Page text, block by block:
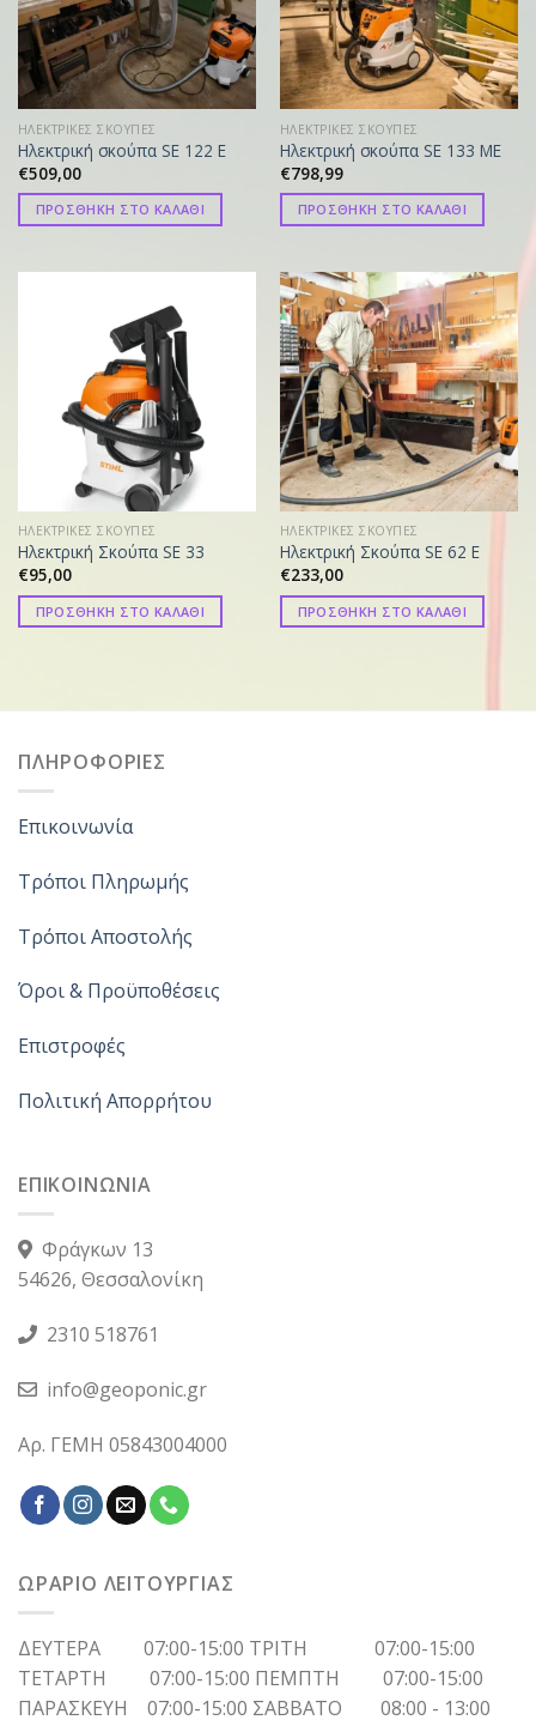
ΗΛΕΚΤΡΙΚΕΣ ΣΚΟΥΠΕΣ
Ηλεκτρική σκούπα SE 122 E
€509,00
ΠΡΟΣΘΗΚΗ ΣΤΟ ΚΑΛΑΘΙ
ΗΛΕΚΤΡΙΚΕΣ ΣΚΟΥΠΕΣ
Ηλεκτρική σκούπα SE 133 ME
€798,99
ΠΡΟΣΘΗΚΗ ΣΤΟ ΚΑΛΑΘΙ
ΗΛΕΚΤΡΙΚΕΣ ΣΚΟΥΠΕΣ
Ηλεκτρική Σκούπα SE 33
€95,00
ΠΡΟΣΘΗΚΗ ΣΤΟ ΚΑΛΑΘΙ
ΗΛΕΚΤΡΙΚΕΣ ΣΚΟΥΠΕΣ
Ηλεκτρική Σκούπα SE 62 E
€233,00
ΠΡΟΣΘΗΚΗ ΣΤΟ ΚΑΛΑΘΙ
ΠΛΗΡΟΦΟΡΙΕΣ
Επικοινωνία
Τρόποι Πληρωμής
Τρόποι Αποστολής
Όροι & Προϋποθέσεις
Επιστροφές
Πολιτική Απορρήτου
ΕΠΙΚΟΙΝΩΝΙΑ
Φράγκων 13
54626, Θεσσαλονίκη
2310 518761
info@geoponic.gr
Αρ. ΓΕΜΗ 05843004000
ΩΡΑΡΙΟ ΛΕΙΤΟΥΡΓΙΑΣ
ΔΕΥΤΕΡΑ 07:00-15:00 ΤΡΙΤΗ 07:00-15:00
ΤΕΤΑΡΤΗ 07:00-15:00 ΠΕΜΠΤΗ 07:00-15:00
ΠΑΡΑΣΚΕΥΗ 07:00-15:00 ΣΑΒΒΑΤΟ 08:00 - 13:00